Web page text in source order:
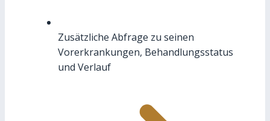
Zusätzliche Abfrage zu seinen
Vorerkrankungen, Behandlungsstatus
und Verlauf